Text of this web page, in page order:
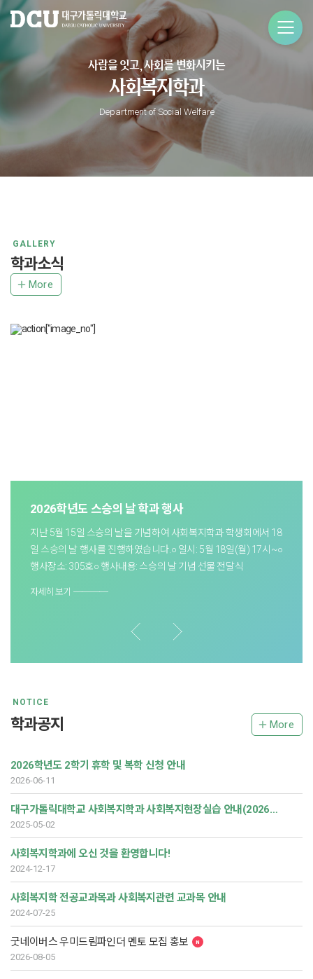
사람을 잇고, 사회를 변화시키는
사회복지학과
Department of Social Welfare
GALLERY
학과소식
More
2026학년도 스승의 날 학과 행사
지난 5월 15일 스승의 날을 기념하여 사회복지학과 학생회에서 18
일 스승의 날 행사를 진행하였습니다.○ 일시: 5월 18일(월) 17시~○
행사장소: 305호○ 행사내용: 스승의 날 기념 선물 전달식
자세히 보기 ────
NOTICE
학과공지 More
2026학년도 2학기 휴학 및 복학 신청 안내
2026-06-11
대구가톨릭대학교 사회복지학과 사회복지현장실습 안내(2026년 수정)
2025-05-02
사회복지학과에 오신 것을 환영합니다!
2024-12-17
사회복지학 전공교과목과 사회복지관련 교과목 안내
2024-07-25
굿네이버스 우미드림파인더 멘토 모집 홍보
2026-08-05